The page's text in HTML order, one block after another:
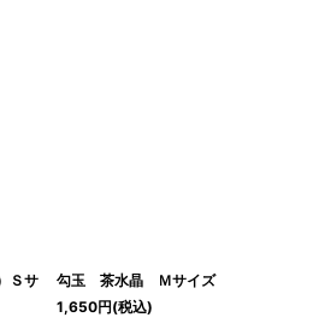
Ｓサ
勾玉 茶水晶 Ｍサイズ
1,650円(税込)